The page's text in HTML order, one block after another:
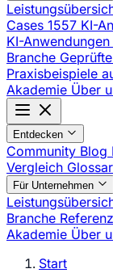
Cases 1557 KI-
KI-
Branche
Praxisbeispiele
Akademie Über
Entdecken
Community Blog
Vergleich Glossar
Für Unternehmen
Branche
Akademie Über
Start